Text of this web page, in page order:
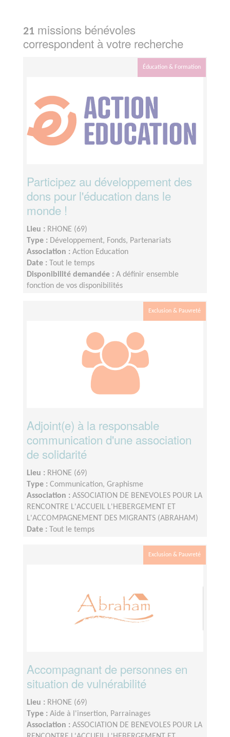
21 missions bénévoles
correspondent à votre recherche
Éducation & Formation
Participez au développement des
dons pour l'éducation dans le
monde !
Lieu : RHONE (69)
Type : Développement, Fonds, Partenariats
Association : Action Education
Date :
Tout le temps
Disponibilité demandée : A définir ensemble
fonction de vos disponibilités
Exclusion & Pauvreté
Adjoint(e) à la responsable
communication d'une association
de solidarité
Lieu : RHONE (69)
Type : Communication, Graphisme
Association : ASSOCIATION DE BENEVOLES POUR LA
RENCONTRE L'ACCUEIL L'HEBERGEMENT ET
L'ACCOMPAGNEMENT DES MIGRANTS (ABRAHAM)
Date :
Tout le temps
Exclusion & Pauvreté
Accompagnant de personnes en
situation de vulnérabilité
Lieu : RHONE (69)
Type : Aide à l'insertion, Parrainages
Association : ASSOCIATION DE BENEVOLES POUR LA